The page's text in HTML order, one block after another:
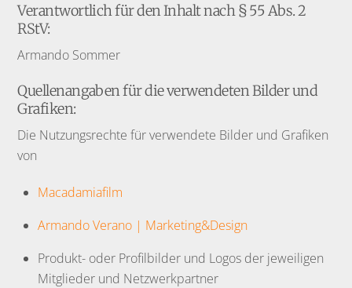
Verantwortlich für den Inhalt nach § 55 Abs. 2
RStV:
Armando Sommer
Quellenangaben für die verwendeten Bilder und
Grafiken:
Die Nutzungsrechte für verwendete Bilder und Grafiken
von
Macadamiafilm
Armando Verano | Marketing&Design
Produkt- oder Profilbilder und Logos der jeweiligen
Mitglieder und Netzwerkpartner